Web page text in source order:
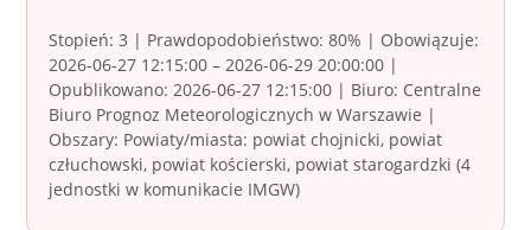
Stopień: 3 | Prawdopodobieństwo: 80% | Obowiązuje:
2026-06-27 12:15:00 – 2026-06-29 20:00:00 |
Opublikowano: 2026-06-27 12:15:00 | Biuro: Centralne
Biuro Prognoz Meteorologicznych w Warszawie |
Obszary: Powiaty/miasta: powiat chojnicki, powiat
człuchowski, powiat kościerski, powiat starogardzki (4
jednostki w komunikacie IMGW)